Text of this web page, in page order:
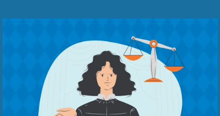
Беҙҙең еңеү
Видео тураһында беҙ